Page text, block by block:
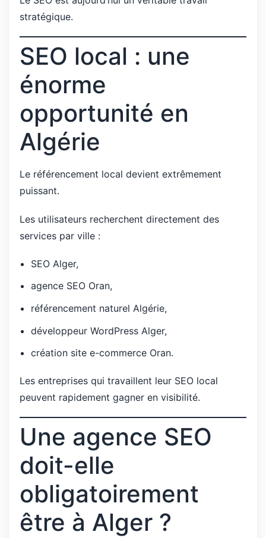
stratégique.
SEO local : une
énorme
opportunité en
Algérie
Le référencement local devient extrêmement
puissant.
Les utilisateurs recherchent directement des
services par ville :
SEO Alger,
agence SEO Oran,
référencement naturel Algérie,
développeur WordPress Alger,
création site e-commerce Oran.
Les entreprises qui travaillent leur SEO local
peuvent rapidement gagner en visibilité.
Une agence SEO
doit-elle
obligatoirement
être à Alger ?